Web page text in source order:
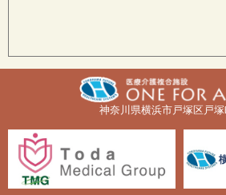
神奈川県横浜市戸塚区戸塚